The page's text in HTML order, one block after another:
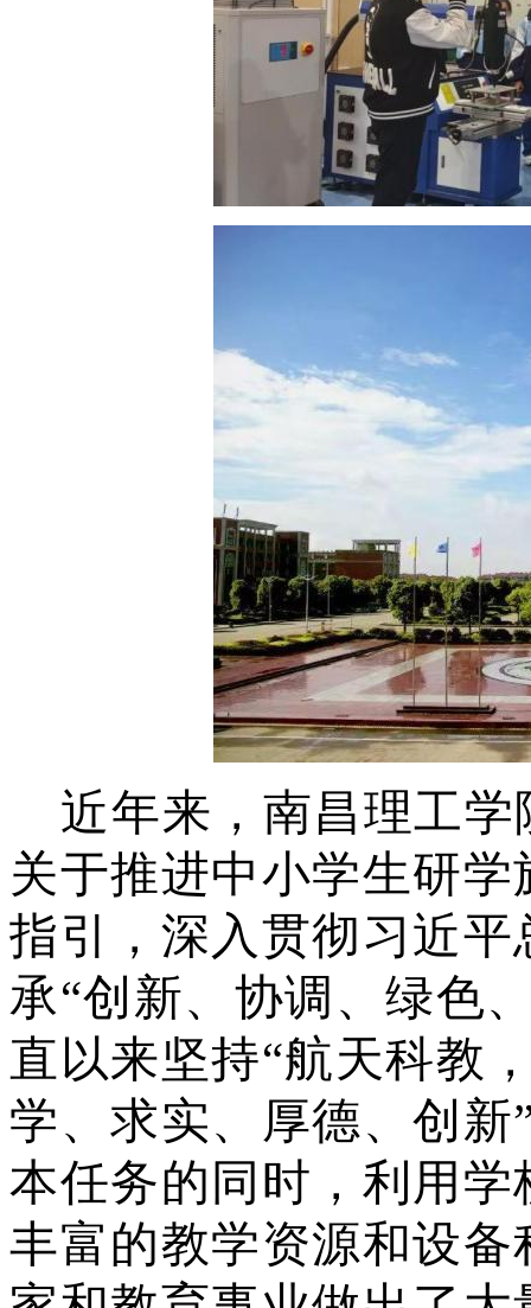
近年来，南昌理工
关于推进中小学生研
指引，深入贯彻习近
承“创新、协调、绿色
直以来坚持“航天科教
学、求实、厚德、创
本任务的同时，利用
丰富的教学资源和设